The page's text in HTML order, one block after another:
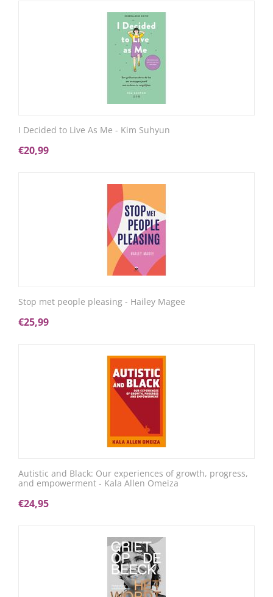
I Decided to Live As Me - Kim Suhyun
€20,99
Stop met people pleasing - Hailey Magee
€25,99
Autistic and Black: Our experiences of growth, progress,
and empowerment - Kala Allen Omeiza
€24,95